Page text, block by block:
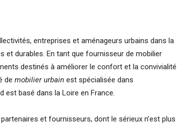
entreprises et aménageurs urbains dans la
et durables. En tant que fournisseur de mobilier
destinés à améliorer le confort et la convivialité
de mobilier urbain est spécialisée dans
est basé dans la Loire en France.
et fournisseurs, dont le sérieux n’est plus